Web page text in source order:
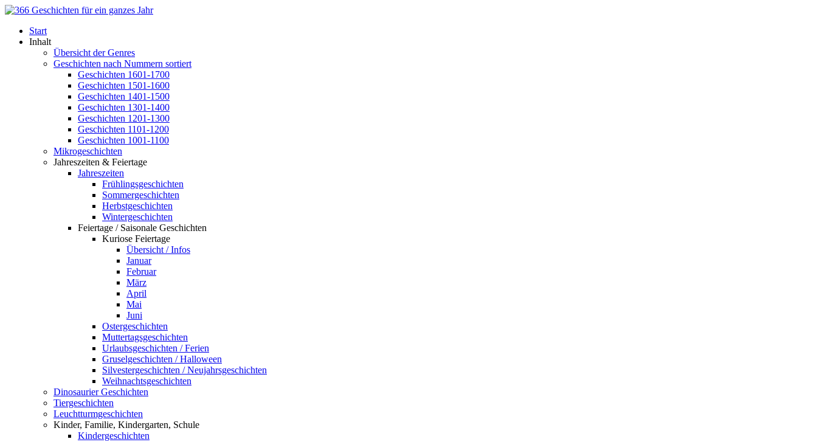
Start
Inhalt
Übersicht der Genres
Geschichten nach Nummern sortiert
Geschichten 1601-1700
Geschichten 1501-1600
Geschichten 1401-1500
Geschichten 1301-1400
Geschichten 1201-1300
Geschichten 1101-1200
Geschichten 1001-1100
Mikrogeschichten
Jahreszeiten & Feiertage
Jahreszeiten
Frühlingsgeschichten
Sommergeschichten
Herbstgeschichten
Wintergeschichten
Feiertage / Saisonale Geschichten
Kuriose Feiertage
Übersicht / Infos
Januar
Februar
März
April
Mai
Juni
Ostergeschichten
Muttertagsgeschichten
Urlaubsgeschichten / Ferien
Gruselgeschichten / Halloween
Silvestergeschichten / Neujahrsgeschichten
Weihnachtsgeschichten
Dinosaurier Geschichten
Tiergeschichten
Leuchtturmgeschichten
Kinder, Familie, Kindergarten, Schule
Kindergeschichten